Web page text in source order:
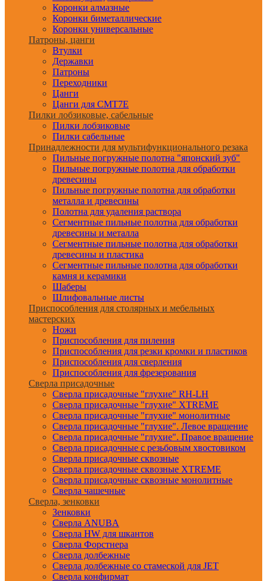
Коронки алмазные
Коронки биметаллические
Коронки универсальные
Патроны, цанги
Втулки
Державки
Патроны
Переходники
Цанги
Цанги для CMT7E
Пилки лобзиковые, сабельные
Пилки лобзиковые
Пилки сабельные
Принадлежности для мультифункционального резака
Пильные погружные полотна "японский зуб"
Пильные погружные полотна для обработки
древесины
Пильные погружные полотна для обработки
металла и древесины
Полотна для удаления раствора
Сегментные пильные полотна для обработки
древесины и металла
Сегментные пильные полотна для обработки
древесины и пластика
Сегментные пильные полотна для обработки
камня и керамики
Шаберы
Шлифовальные листы
Приспособления для столярных и мебельных
мастерских
Ножи
Приспособления для пиления
Приспособления для резки кромки и пластиков
Приспособления для сверления
Приспособления для фрезерования
Сверла присадочные
Сверла присадочные "глухие" RH-LH
Сверла присадочные "глухие" XTREME
Сверла присадочные "глухие" монолитные
Сверла присадочные "глухие". Левое вращение
Сверла присадочные "глухие". Правое вращение
Сверла присадочные с резьбовым хвостовиком
Сверла присадочные сквозные
Сверла присадочные сквозные XTREME
Сверла присадочные сквозные монолитные
Сверла чашечные
Сверла, зенковки
Зенковки
Сверла ANUBA
Сверла HW для шкантов
Сверла Форстнера
Сверла долбежные
Сверла долбежные со стамеской для JET
Сверла конфирмат